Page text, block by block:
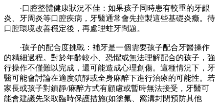
·口腔整體健康狀況不佳：如果孩子同時患有較重的牙齦
炎、牙周炎等口腔疾病，牙醫通常會先控製這些基礎炎癥。待
口腔環境改善穩定後，再處理蛀牙問題。
·孩子的配合度挑戰：補牙是一個需要孩子配合牙醫操作
的精細過程。對於年齡較小、恐懼或無法理解配合的孩子，強
行操作不僅難以完成，還可能造成心理創傷。這種情況下，牙
醫可能會討論在適度鎮靜或全身麻醉下進行治療的可能性。若
家長或孩子對鎮靜/麻醉方式有顧慮或暫時無法接受，牙醫可
能會建議先采取臨時保護措施(如塗氟、窩溝封閉預防其他